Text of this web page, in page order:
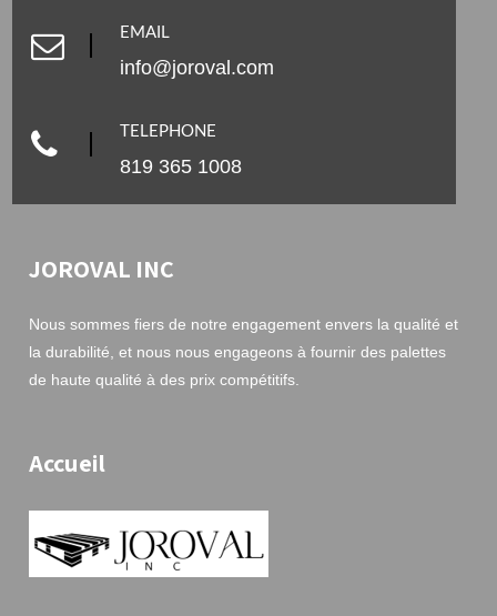
EMAIL
info@joroval.com
TELEPHONE
819 365 1008
JOROVAL INC
Nous sommes fiers de notre engagement envers la qualité et
la durabilité, et nous nous engageons à fournir des palettes
de haute qualité à des prix compétitifs.
Accueil